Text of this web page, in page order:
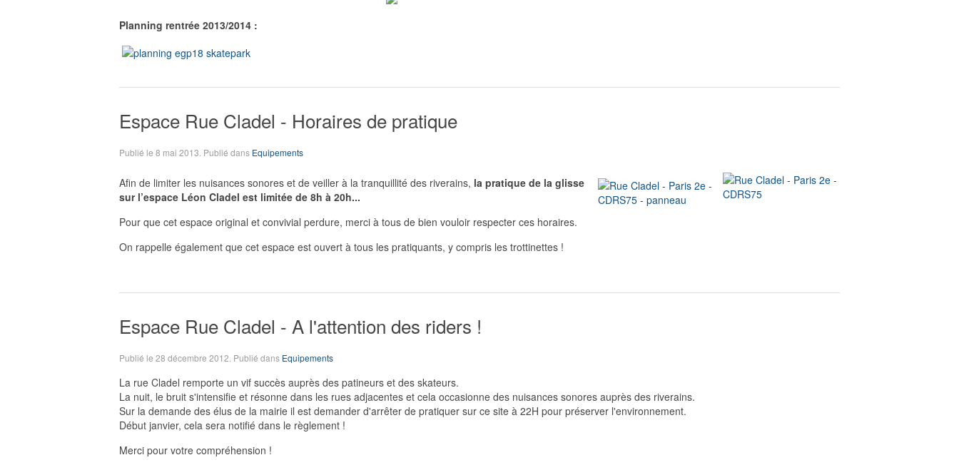
Planning rentrée 2013/2014 :
Espace Rue Cladel - Horaires de pratique
Publié le 8 mai 2013 . Publié dans Equipements
Afin de limiter les nuisances sonores et de veiller à la tranquillité des riverains, la pratique de la glisse
sur l’espace Léon Cladel est limitée de 8h à 20h...
Pour que cet espace original et convivial perdure, merci à tous de bien vouloir respecter ces horaires.
On rappelle également que cet espace est ouvert à tous les pratiquants, y compris les trottinettes !
Espace Rue Cladel - A l'attention des riders !
Publié le 28 décembre 2012 . Publié dans Equipements
La rue Cladel remporte un vif succès auprès des patineurs et des skateurs.
La nuit, le bruit s'intensifie et résonne dans les rues adjacentes et cela occasionne des nuisances sonores auprès des riverains.
Sur la demande des élus de la mairie il est demander d'arrêter de pratiquer sur ce site à 22H pour préserver l'environnement.
Début janvier, cela sera notifié dans le règlement !
Merci pour votre compréhension !